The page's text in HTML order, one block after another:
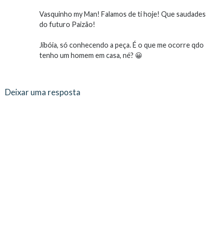
Vasquinho my Man! Falamos de ti hoje! Que saudades
do futuro Paizão!
Jibóia, só conhecendo a peça. É o que me ocorre qdo
tenho um homem em casa, né? 😀
Deixar uma resposta